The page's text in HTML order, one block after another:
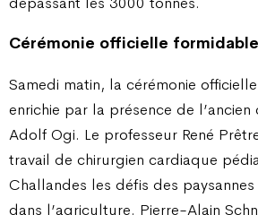
Cérémonie officielle
Samedi matin, la cérémonie
enrichie par la présence de
Adolf Ogi. Le professeur René
travail de chirurgien cardiaque
Challandes les défis des
dans l’agriculture. Pierre-Alain